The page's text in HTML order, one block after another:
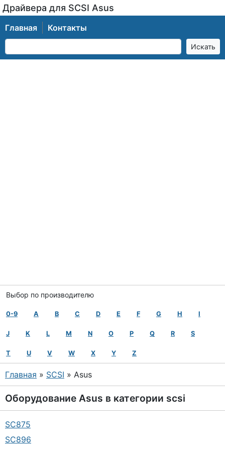
Драйвера для SCSI Asus
Главная Контакты
Выбор по производителю
0-9 A B C D E F G H I
J K L M N O P Q R S
T U V W X Y Z
Главная » SCSI » Asus
Оборудование Asus в категории scsi
SC875
SC896